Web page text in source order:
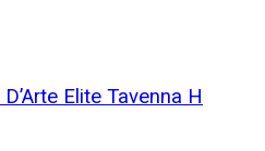
Elite Tavenna H